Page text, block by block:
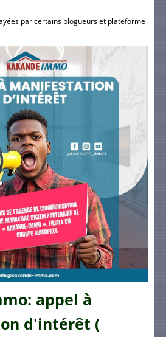
par certains blogueurs et plateforme
appel à
d'intérêt (